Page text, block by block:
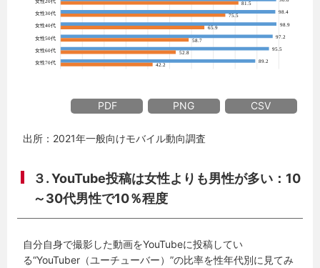
PDF PNG CSV
出所：2021年一般向けモバイル動向調査
３. YouTube投稿は女性よりも男性が多い：10
～30代男性で10％程度
自分自身で撮影した動画をYouTubeに投稿してい
る“YouTuber（ユーチューバー）”の比率を性年代別に見てみ